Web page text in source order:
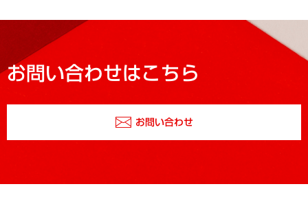
お問い合わせはこちら
お問い合わせ